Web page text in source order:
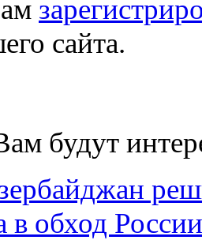
сайта.
будут
в обход России